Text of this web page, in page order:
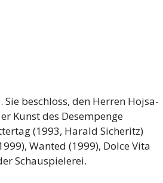
beschloss, den Herren Hojsa-
Kunst des Desempenge
(1993, Harald Sicheritz)
Wanted (1999), Dolce Vita
Schauspielerei.